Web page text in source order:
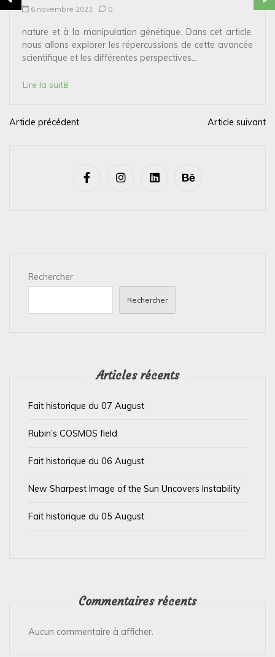
6 novembre 2023 0
nature et à la manipulation génétique. Dans cet article,
nous allons explorer les répercussions de cette avancée
scientifique et les différentes perspectives...
Lire la suite
N
Article précédent Article suivant
Rechercher
Rechercher
Articles récents
Fait historique du 07 August
Rubin’s COSMOS field
Fait historique du 06 August
New Sharpest Image of the Sun Uncovers Instability
Fait historique du 05 August
Commentaires récents
Aucun commentaire à afficher.